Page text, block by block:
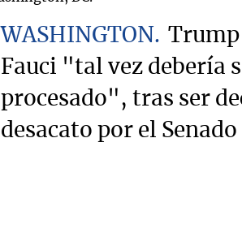
WASHINGTON
Trump
Fauci "tal vez debería
procesado", tras ser
desacato por el Senado